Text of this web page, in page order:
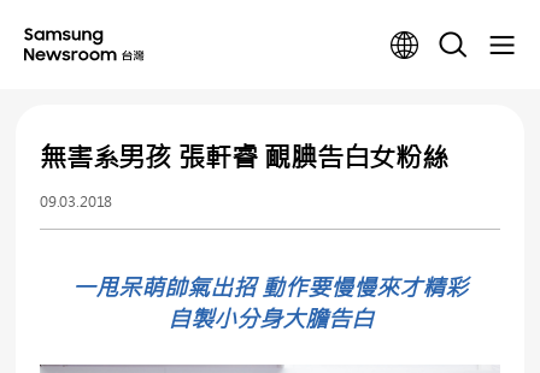
無害系男孩 張軒睿 靦腆告白女粉絲
09.03.2018
一甩呆萌帥氣出招 動作要慢慢來才精彩
自製小分身大膽告白